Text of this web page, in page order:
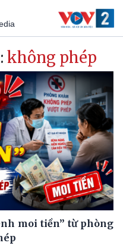
không phép
moi tiền” từ phòng